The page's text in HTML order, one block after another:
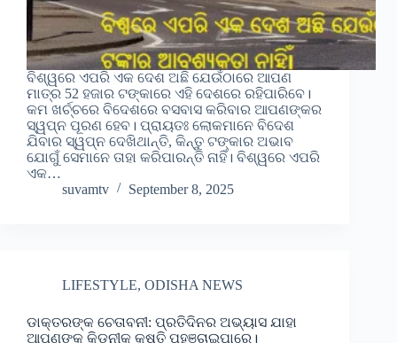
ବିଶ୍ୱରେ ଏପରି ଏକ ଦେଶ ଅଛି ଯେଉଁଠାରେ ଆପଣ
ମାତ୍ର 52 ହଜାର ଟଙ୍କାରେ ଏହି ଦେଶରେ ରହିପାରିବେ।
କମ ଖର୍ଚ୍ଚରେ ବିଦେଶରେ ବସବାସ କରିବାର ଆପଣଙ୍କର
ସ୍ୱପ୍ନ ପୂରଣ ହେବ। ପ୍ରାୟତଃ ଲୋକମାନେ ବିଦେଶ
ଯିବାର ସ୍ୱପ୍ନ ଦେଖିଥାନ୍ତି, କିନ୍ତୁ ଟଙ୍କାର ଅଭାବ
ଯୋଗୁଁ ସେମାନେ ତାହା କରିପାରନ୍ତି ନାହିଁ। ବିଶ୍ୱରେ ଏପରି
ଏକ…
suvamtv
September 8, 2025
LIFESTYLE, ODISHA NEWS
ଡାକ୍ତରଙ୍କ ଚେତାବନୀ: ପ୍ରତିଦିନର ଅଭ୍ୟାସ ଯାହା
ଆପଣଙ୍କ କିଡନୀକୁ କ୍ଷତି ପହଞ୍ଚାଇପାରେ।